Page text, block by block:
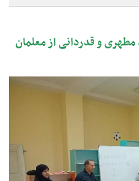
و قدردانی از معلمان